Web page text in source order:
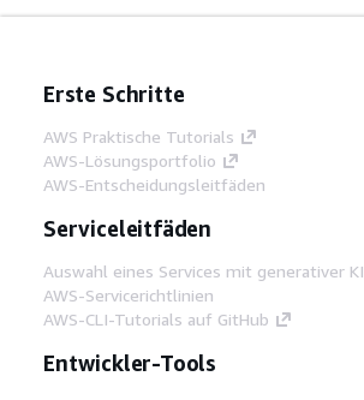
Erste Schritte
AWS Praktische Tutorials
AWS-Lösungsportfolio
AWS-Entscheidungsleitfäden
Serviceleitfäden
Auswahl eines Services mit generativer KI
AWS-Servicerichtlinien
AWS-CLI-Tutorials auf GitHub
Entwickler-Tools